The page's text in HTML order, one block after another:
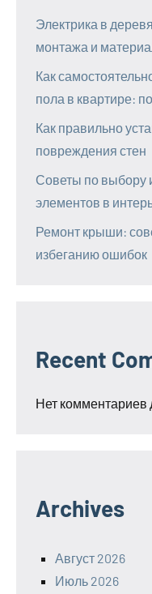
Электрика в
монтажа и
Как
пола в квартире:
Как правильно
повреждения стен
Советы по выбору
элементов в
Ремонт крыши:
избеганию ошибок
Recent
Нет комментариев
Archives
Август 2026
Июль 2026